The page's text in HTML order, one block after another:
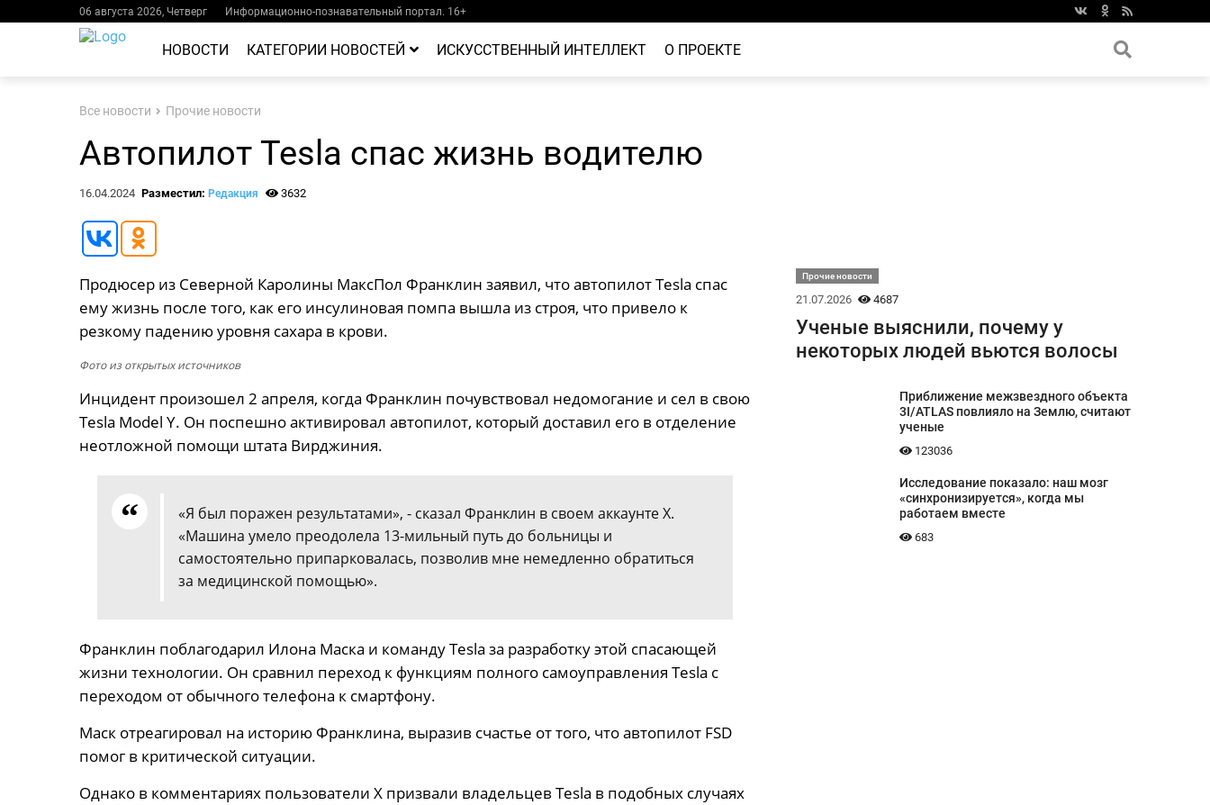
06 августа 2026, Четверг Информационно-познавательный портал. 16+
НОВОСТИ КАТЕГОРИИ НОВОСТЕЙ ИСКУССТВЕННЫЙ ИНТЕЛЛЕКТ О ПРОЕКТЕ
Все новости Прочие новости
Автопилот Tesla спас жизнь водителю
16.04.2024 Разместил: Редакция 3632
Продюсер из Северной Каролины МаксПол Франклин заявил, что автопилот Tesla спас
ему жизнь после того, как его инсулиновая помпа вышла из строя, что привело к
резкому падению уровня сахара в крови.
Фото из открытых источников
Инцидент произошел 2 апреля, когда Франклин почувствовал недомогание и сел в свою
Tesla Model Y. Он поспешно активировал автопилот, который доставил его в отделение
неотложной помощи штата Вирджиния.
«Я был поражен результатами», - сказал Франклин в своем аккаунте X.
«Машина умело преодолела 13-мильный путь до больницы и
самостоятельно припарковалась, позволив мне немедленно обратиться
за медицинской помощью».
Франклин поблагодарил Илона Маска и команду Tesla за разработку этой спасающей
жизни технологии. Он сравнил переход к функциям полного самоуправления Tesla с
переходом от обычного телефона к смартфону.
Маск отреагировал на историю Франклина, выразив счастье от того, что автопилот FSD
помог в критической ситуации.
Однако в комментариях пользователи X призвали владельцев Tesla в подобных случаях
Прочие новости
21.07.2026 4687
Ученые выяснили, почему у
некоторых людей вьются волосы
Приближение межзвездного объекта
3I/ATLAS повлияло на Землю, считают
ученые
123036
Исследование показало: наш мозг
«синхронизируется», когда мы
работаем вместе
683